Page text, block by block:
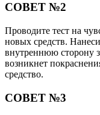
СОВЕТ №2
Проводите тест на
новых средств.
внутреннюю сторону
возникнет
средство.
СОВЕТ №3